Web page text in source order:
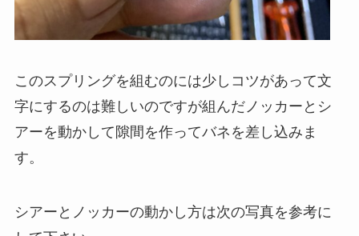
このスプリングを組むのには少しコツがあって文
字にするのは難しいのですが組んだノッカーとシ
アーを動かして隙間を作ってバネを差し込みま
す。
シアーとノッカーの動かし方は次の写真を参考に